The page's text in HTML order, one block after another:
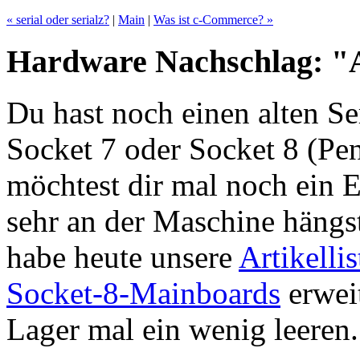
« serial oder serialz? | Main | Was ist c-Commerce? »
Hardware Nachschlag:
Du hast noch einen alten
Socket 7 oder Socket 8
möchtest dir mal noch ein
sehr an der Maschine
habe heute unsere
Socket-8-Mainboards
Lager mal ein wenig leeren.